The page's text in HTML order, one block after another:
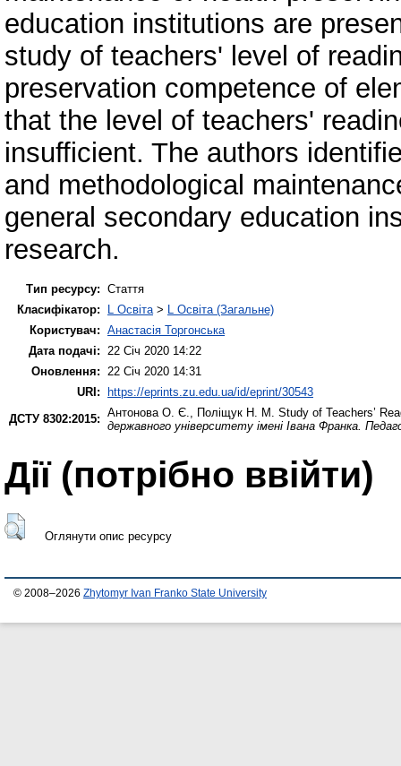
education institutions are
study of teachers' level of
preservation competence of
that the level of teachers'
insufficient. The authors
and methodological
general secondary education
research.
Тип ресурсу: Стаття
Класифікатор:
L Освіта > L Освіта (Загальне)
Користувач: Анастасія Торгонська
Дата подачі:
22 Січ 2020 14:22
Оновлення:
22 Січ 2020 14:31
URI: https://eprints.zu.edu.ua/id/eprint/30543
ДСТУ 8302:2015: Антонова О. Є. Поліщук Н. М. Study of Teachers’
державного університету імені Івана Франка.
Дії ​​(потрібно ввійти)
Оглянути опис ресурсу
© 2008–2026 Zhytomyr Ivan Franko State University